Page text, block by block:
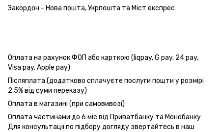
Закордон - Нова пошта, Укрпошта та Міст експрес
Оплата на рахунок ФОП або карткою (liqpay, G pay, 24 pay,
Visa pay, Apple pay)
Післяплата (додатково сплачуєте послуги пошти у розмірі
2,5% від суми переказу)
Оплата в магазині (при самовивозі)
Оплата частинами до 6 міс від Приватбанку та Монобанку
Для консультації по підбору догляду звертайтесь в наш